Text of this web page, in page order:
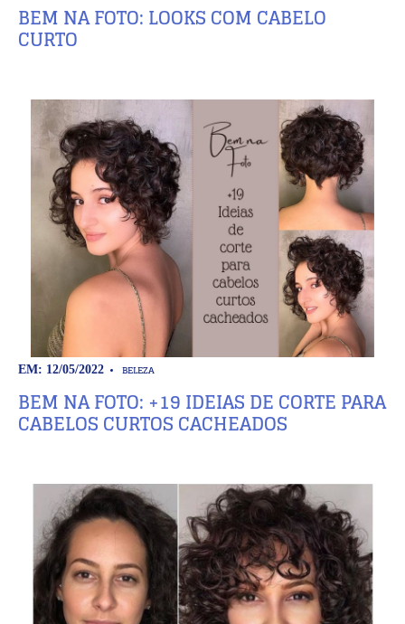
BEM NA FOTO: LOOKS COM CABELO
CURTO
EM: 12/05/2022 BELEZA
BEM NA FOTO: +19 IDEIAS DE CORTE PARA
CABELOS CURTOS CACHEADOS